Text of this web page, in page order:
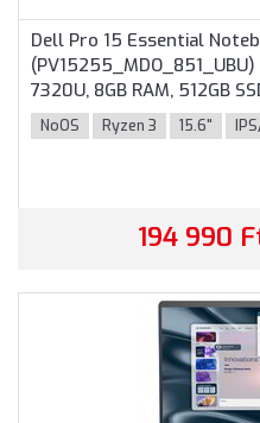
Dell Pro 15 Essential
7320U, 8GB RAM, 512GB
Operációs rendszer
színben
NoOS Ryzen 3 15.6"
194 990